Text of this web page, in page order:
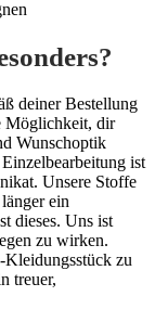
deiner Bestellung
Möglichkeit, dir
Wunschoptik
ist
Unsere Stoffe
ein
dieses. Uns ist
zu wirken.
Kleidungsstück zu
treuer,